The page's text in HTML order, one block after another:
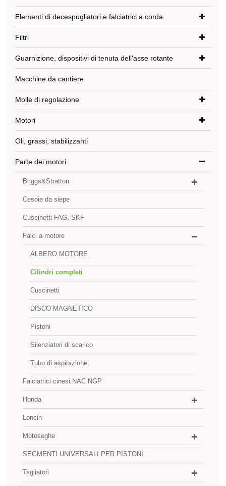
Elementi di decespugliatori e falciatrici a corda
Filtri
Guarnizione, dispositivi di tenuta dell'asse rotante
Macchine da cantiere
Molle di regolazione
Motori
Oli, grassi, stabilizzanti
Parte dei motori
Briggs&Stratton
Cesoie da siepe
Cuscinetti FAG, SKF
Falci a motore
ALBERO MOTORE
Cilindri completi
Cuscinetti
DISCO MAGNETICO
Pistoni
Silenziatori di scarico
Tubo di aspirazione
Falciatrici cinesi NAC NGP
Honda
Loncin
Motoseghe
SEGMENTI UNIVERSALI PER PISTONI
Tagliatori